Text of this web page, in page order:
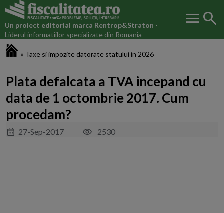
Un proiect editorial marca Rentrop&Straton -
Liderul informatiilor specializate din Romania
menu search
» Taxe si impozite datorate statului in 2026
Plata defalcata a TVA incepand cu
data de 1 octombrie 2017. Cum
procedam?
27-Sep-2017 2530